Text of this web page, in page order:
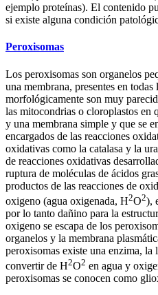
ejemplo proteínas). El contenido
si existe alguna condición
Peroxisomas
Los peroxisomas son organelos
una membrana, presentes en todas
morfológicamente son muy
las mitocondrias o cloroplastos en
y una membrana simple y que se
encargados de las reacciones
oxidativas como la catalasa y la
de reacciones oxidativas
ruptura de moléculas de ácidos
productos de las reacciones de
oxigeno (agua oxigenada, H2O2),
por lo tanto dañino para la
oxigeno se escapa de los
organelos y la membrana
peroxisomas existe una enzima, la
convertir de H2O2 en agua y
peroxisomas se conocen como